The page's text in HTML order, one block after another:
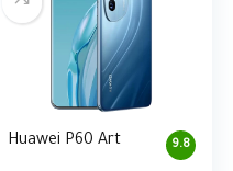
9.8
Huawei P60 Art